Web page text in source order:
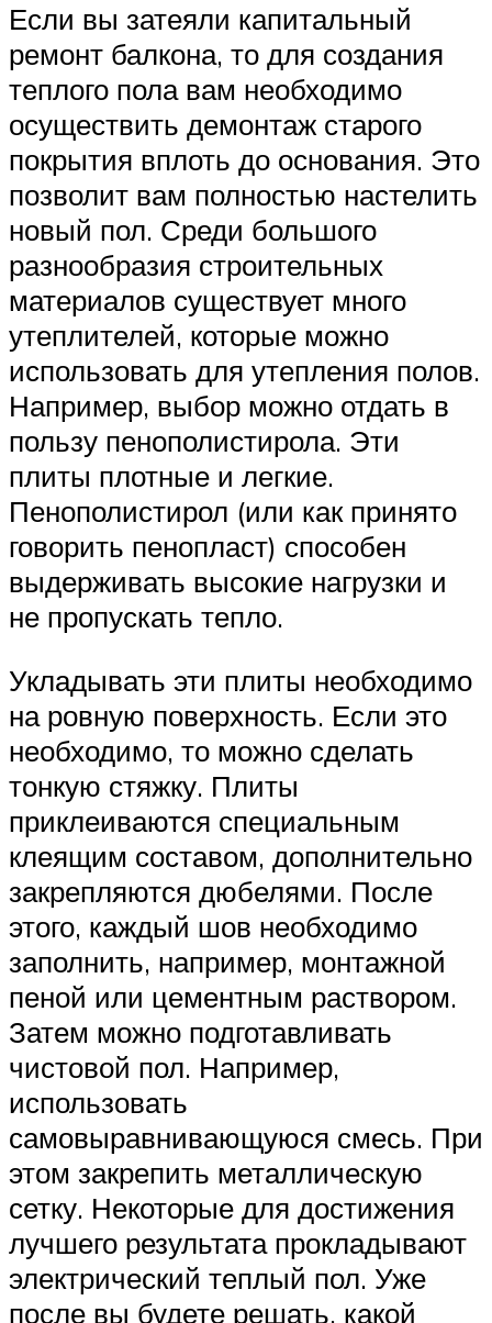
Если вы затеяли капитальный
ремонт балкона, то для создания
теплого пола вам необходимо
осуществить демонтаж старого
покрытия вплоть до основания. Это
позволит вам полностью настелить
новый пол. Среди большого
разнообразия строительных
материалов существует много
утеплителей, которые можно
использовать для утепления полов.
Например, выбор можно отдать в
пользу пенополистирола. Эти
плиты плотные и легкие.
Пенополистирол (или как принято
говорить пенопласт) способен
выдерживать высокие нагрузки и
не пропускать тепло.
Укладывать эти плиты необходимо
на ровную поверхность. Если это
необходимо, то можно сделать
тонкую стяжку. Плиты
приклеиваются специальным
клеящим составом, дополнительно
закрепляются дюбелями. После
этого, каждый шов необходимо
заполнить, например, монтажной
пеной или цементным раствором.
Затем можно подготавливать
чистовой пол. Например,
использовать
самовыравнивающуюся смесь. При
этом закрепить металлическую
сетку. Некоторые для достижения
лучшего результата прокладывают
электрический теплый пол. Уже
после вы будете решать, какой